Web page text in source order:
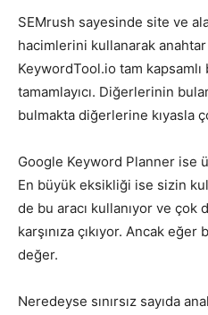
SEMrush sayesinde site ve
hacimlerini kullanarak
KeywordTool.io tam
tamamlayıcı. Diğerlerinin
bulmakta diğerlerine kıyasla
Google Keyword Planner ise
En büyük eksikliği ise sizin
de bu aracı kullanıyor ve
karşınıza çıkıyor. Ancak
değer.
Neredeyse sınırsız sayıda